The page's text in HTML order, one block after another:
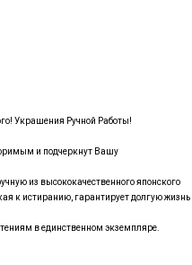
Украшения Ручной Работы!
и подчеркнут Вашу
из высококачественного японского
к истиранию, гарантирует долгую жизнь
в единственном экземпляре.